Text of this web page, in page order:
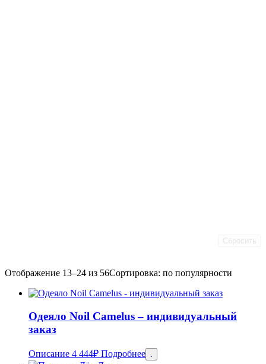
Отображение 13–24 из 56Сортировка: по популярности
Одеяло Noil Camelus – индивидуальный
заказ
Описание 4 444₽ Подробнее .